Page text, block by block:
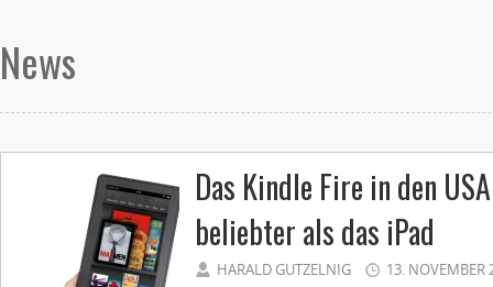
News
Das Kindle Fire in den
beliebter als das iPad
HARALD GUTZELNIG 13. NOVEMBER